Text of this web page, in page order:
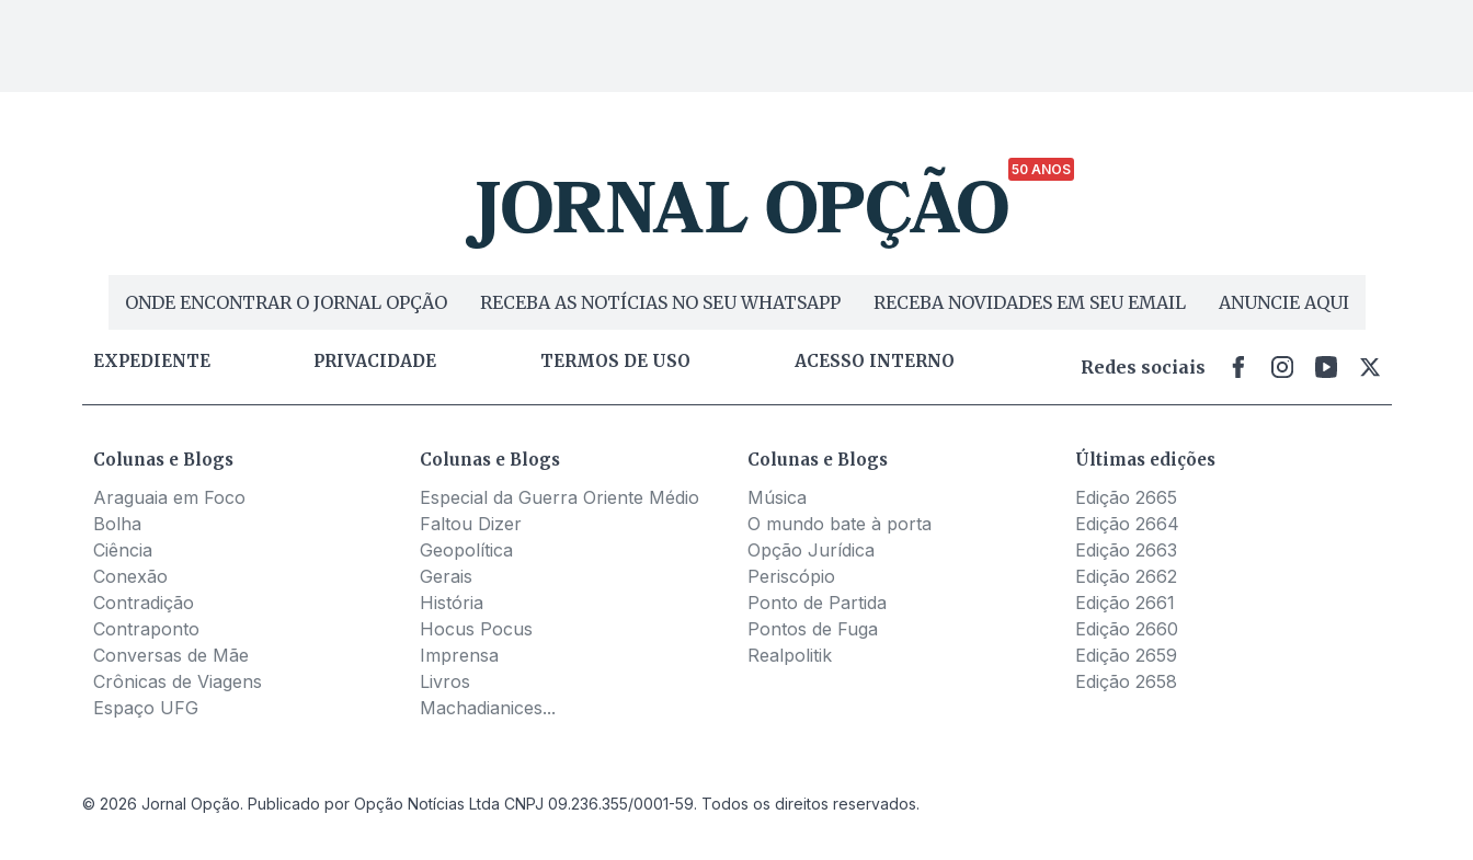
50 ANOS
ONDE ENCONTRAR O JORNAL OPÇÃO RECEBA AS NOTÍCIAS NO SEU WHATSAPP RECEBA NOVIDADES EM SEU EMAIL ANUNCIE AQUI
EXPEDIENTE PRIVACIDADE TERMOS DE USO ACESSO INTERNO Redes sociais
Colunas e Blogs
Araguaia em Foco
Bolha
Ciência
Conexão
Contradição
Contraponto
Conversas de Mãe
Crônicas de Viagens
Espaço UFG
Colunas e Blogs
Especial da Guerra Oriente Médio
Faltou Dizer
Geopolítica
Gerais
História
Hocus Pocus
Imprensa
Livros
Machadianices...
Colunas e Blogs
Música
O mundo bate à porta
Opção Jurídica
Periscópio
Ponto de Partida
Pontos de Fuga
Realpolitik
Últimas edições
Edição 2665
Edição 2664
Edição 2663
Edição 2662
Edição 2661
Edição 2660
Edição 2659
Edição 2658
© 2026 Jornal Opção. Publicado por Opção Notícias Ltda CNPJ 09.236.355/0001-59. Todos os direitos reservados.